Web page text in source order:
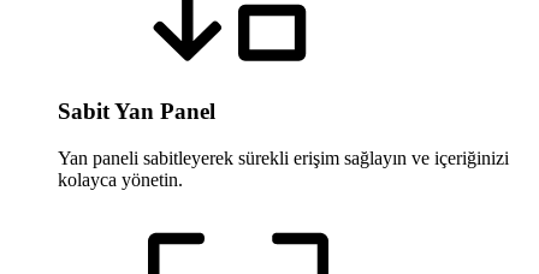
Sabit Yan Panel
Yan paneli sabitleyerek sürekli erişim sağlayın ve içeriğinizi
kolayca yönetin.